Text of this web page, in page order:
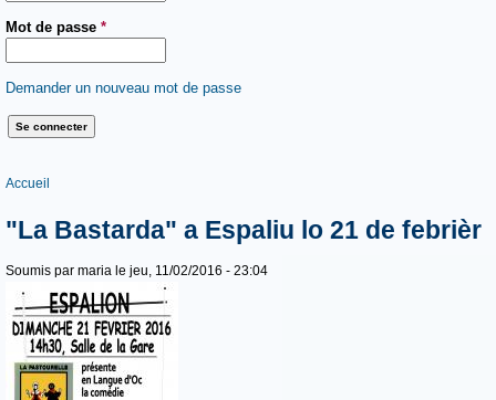
Mot de passe *
Demander un nouveau mot de passe
Vous êtes ici
Accueil
"La Bastarda" a Espaliu lo 21 de febrièr
Soumis par maria le jeu, 11/02/2016 - 23:04